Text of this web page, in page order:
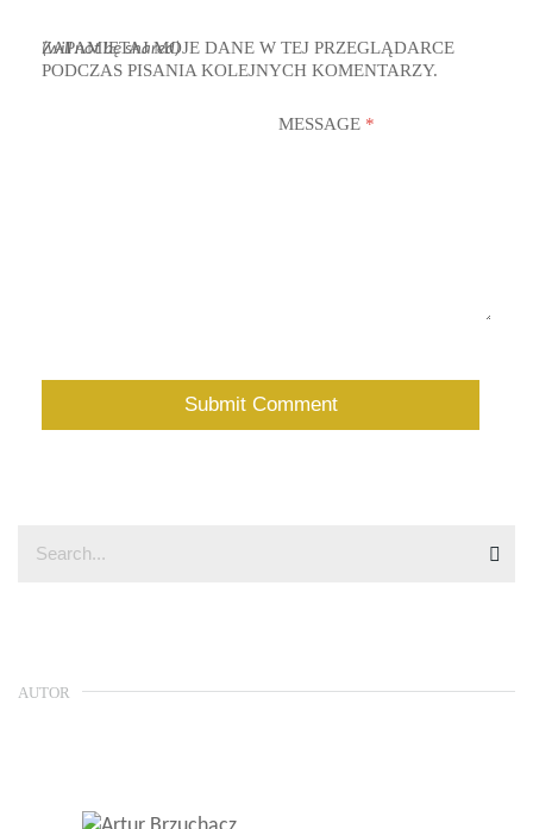
(will not be shared)
ZAPAMIĘTAJ MOJE DANE W TEJ PRZEGLĄDARCE
PODCZAS PISANIA KOLEJNYCH KOMENTARZY.
MESSAGE *
AUTOR